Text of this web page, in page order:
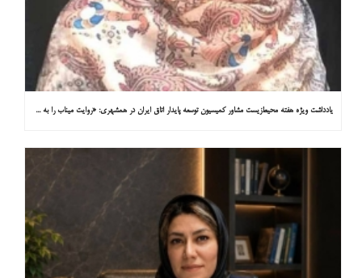
یادداشت ویژه هفته محیط‌زیست مشاور کمیسیون توسعه پایدار اتاق ایران در همشهری: «روایت میناب را به کاپ ۳۱ ببریم»